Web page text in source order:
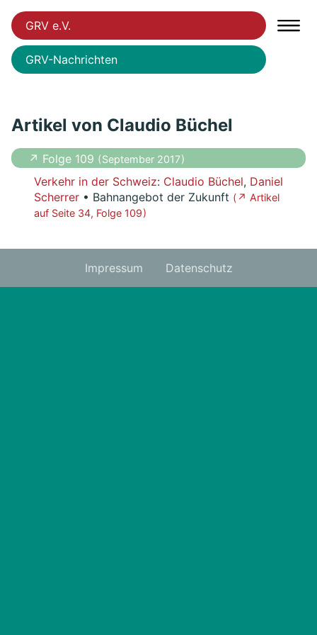
GRV e.V.
GRV-Nachrichten
Artikel von Claudio Büchel
↗ Folge 109 ( September 2017 )
Verkehr in der Schweiz: Claudio Büchel, Daniel
Scherrer • Bahnangebot der Zukunft ( ↗ Artikel
auf Seite 34, Folge 109 )
Impressum Datenschutz